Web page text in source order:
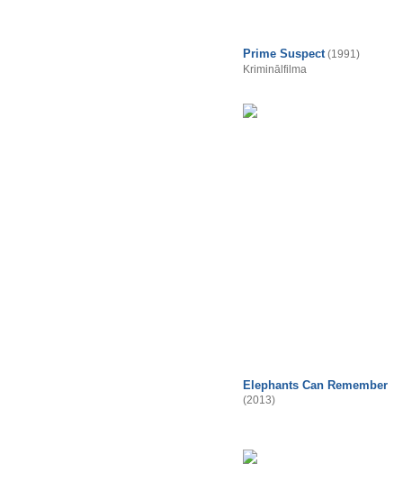
Prime Suspect (1991)
Kriminālfilma
Elephants Can Remember
(2013)